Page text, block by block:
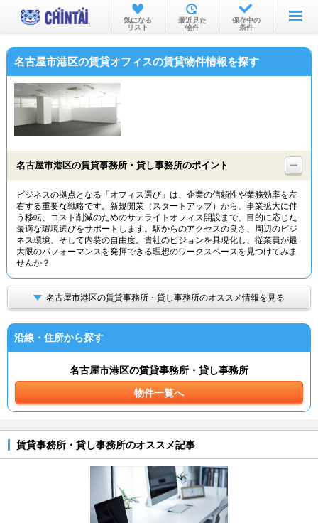
お部屋を探す
沿線・駅から
物件特集から
TOP
気になる
リスト
最近見た
物件
保存中の
条件
名古屋市港区の賃貸オフィスの賃貸物件情報を探す
名古屋市港区の賃貸事務所・貸し事務所のポイント
ビジネスの拠点となる「オフィス選び」は、企業の信頼性や業務効率を左
右する重要な戦略です。新規開業（スタートアップ）から、事業拡大に伴
う移転、コスト削減のためのサテライトオフィス開設まで、目的に応じた
最適な環境選びをサポートします。駅からのアクセスの良さ、周辺のビジ
ネス環境、そして内装の自由度。貴社のビジョンを具現化し、従業員が最
大限のパフォーマンスを発揮できる理想のワークスペースを見つけてみま
せんか？
名古屋市港区の賃貸事務所・貸し事務所のオススメ情報を見る
沿線・住所から探す
名古屋市港区の賃貸事務所・貸し事務所
物件一覧へ
賃貸事務所・貸し事務所のオススメ記事